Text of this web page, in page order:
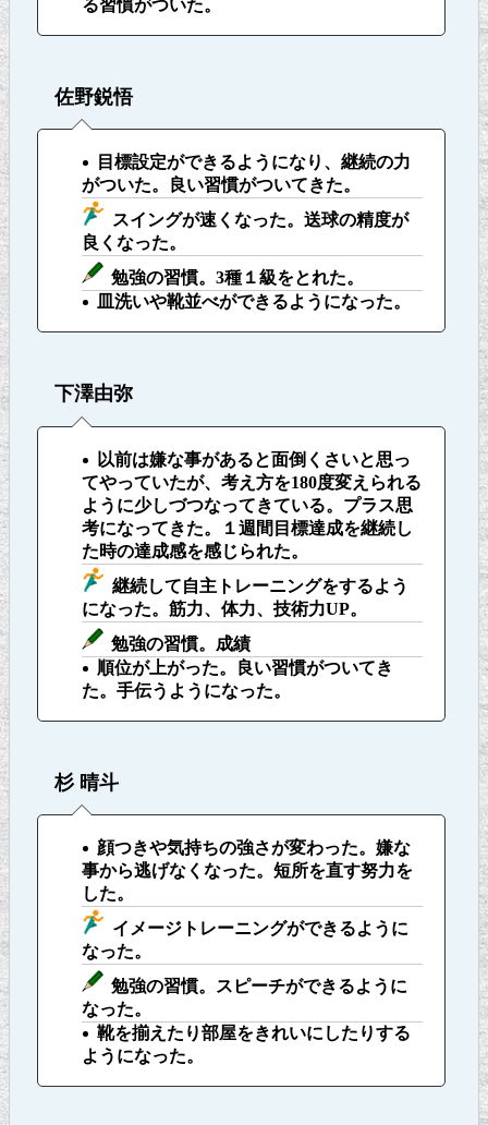
る習慣がついた。
佐野鋭悟
目標設定ができるようになり、継続の力
がついた。良い習慣がついてきた。
スイングが速くなった。送球の精度が
良くなった。
勉強の習慣。3種１級をとれた。
皿洗いや靴並べができるようになった。
下澤由弥
以前は嫌な事があると面倒くさいと思っ
てやっていたが、考え方を180度変えられる
ように少しづつなってきている。プラス思
考になってきた。１週間目標達成を継続し
た時の達成感を感じられた。
継続して自主トレーニングをするよう
になった。筋力、体力、技術力UP。
勉強の習慣。成績
順位が上がった。
良い習慣がついてき
た。手伝うようになった。
杉 晴斗
顔つきや気持ちの強さが変わった。嫌な
事から逃げなくなった。短所を直す努力を
した。
イメージトレーニングができるように
なった。
勉強の習慣。スピーチができるように
なった。
靴を揃えたり部屋をきれいにしたりする
ようになった。